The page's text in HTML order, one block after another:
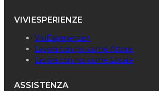
VIVIESPERIENZE
ViviEsperienze+
Lavora con noi come Attore
Lavora con noi come Locale
ASSISTENZA